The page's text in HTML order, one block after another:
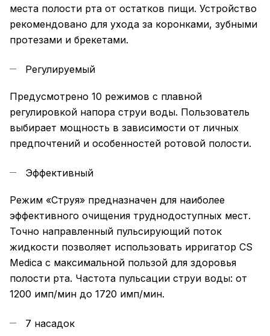
места полости рта от остатков пищи. Устройство
рекомендовано для ухода за коронками, зубными
протезами и брекетами.
Регулируемый
Предусмотрено 10 режимов с плавной
регулировкой напора струи воды. Пользователь
выбирает мощность в зависимости от личных
предпочтений и особенностей ротовой полости.
Эффективный
Режим «Струя» предназначен для наиболее
эффективного очищения труднодоступных мест.
Точно направленный пульсирующий поток
жидкости позволяет использовать ирригатор CS
Medica с максимальной пользой для здоровья
полости рта. Частота пульсации струи воды: от
1200 имп/мин до 1720 имп/мин.
7 насадок